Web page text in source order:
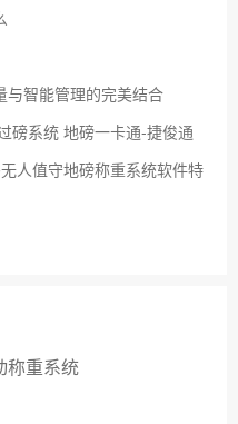
与智能管理的完美结合
磅系统 地磅一卡通-捷俊通
人值守地磅称重系统软件特
称重系统